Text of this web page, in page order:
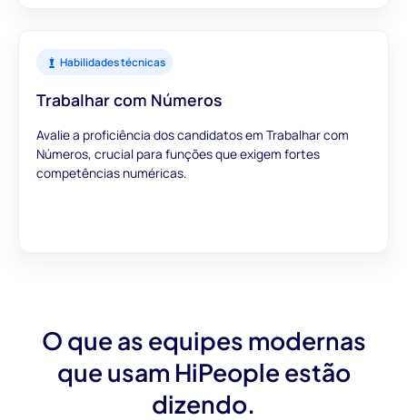
Habilidades técnicas
Trabalhar com Números
Avalie a proficiência dos candidatos em Trabalhar com
Números, crucial para funções que exigem fortes
competências numéricas.
O que as equipes modernas
que usam HiPeople estão
dizendo.